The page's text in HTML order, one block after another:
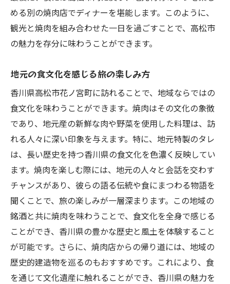
香川県高松市の焼肉とリラックスホテルステイ
のすすめ
焼肉とホテルステイの理想的なプラン
案
焼肉とホテルの相性が生む特別な時間
観光とホテルステイを組み合わせた旅の計
画
高松市花ノ宮町で心も体も満たされる焼肉の楽
しみ
焼肉で満たされる心と体の関係
香川県の焼肉文化がもたらす幸福感
食事を通じた心地よいコミュニケーション
焼肉がもたらす充実感とその理由
める別の焼肉店でディナーを堪能します。このように、
観光と焼肉を組み合わせた一日を過ごすことで、高松市
の魅力を存分に味わうことができます。
地元の食文化を感じる旅の楽しみ方
香川県高松市花ノ宮町に訪れることで、地域ならではの
食文化を味わうことができます。焼肉はその文化の象徴
であり、地元産の新鮮な肉や野菜を使用した料理は、訪
れる人々に深い印象を与えます。特に、地元特製のタレ
は、長い歴史を持つ香川県の食文化を色濃く反映してい
ます。焼肉を楽しむ際には、地元の人々と会話を交わす
チャンスがあり、彼らの語る伝統や食にまつわる物語を
聞くことで、旅の楽しみが一層深まります。この地域の
銘酒と共に焼肉を味わうことで、食文化を全身で感じる
ことができ、香川県の豊かな歴史と風土を体験すること
が可能です。さらに、焼肉店からの帰り道には、地域の
歴史的建造物を巡るのもおすすめです。これにより、食
を通じて文化遺産に触れることができ、香川県の魅力を